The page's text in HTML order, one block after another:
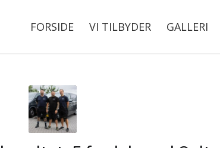
FORSIDE VI TILBYDER GALLERI